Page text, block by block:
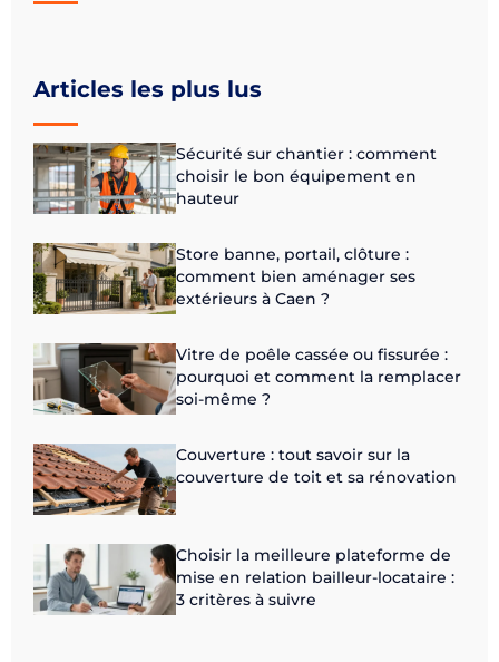
Articles les plus lus
Sécurité sur chantier : comment
choisir le bon équipement en
hauteur
Store banne, portail, clôture :
comment bien aménager ses
extérieurs à Caen ?
Vitre de poêle cassée ou fissurée :
pourquoi et comment la remplacer
soi-même ?
Couverture : tout savoir sur la
couverture de toit et sa rénovation
Choisir la meilleure plateforme de
mise en relation bailleur-locataire :
3 critères à suivre